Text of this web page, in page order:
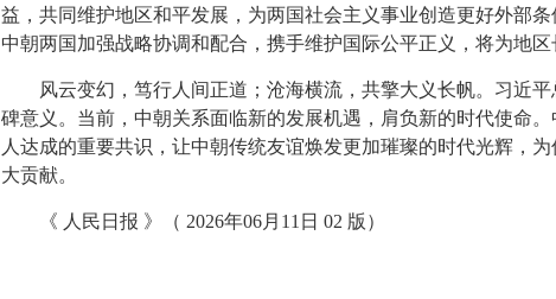
益，共同维护地区和平发展，为两国社会主义事业创造更好外部
中朝两国加强战略协调和配合，携手维护国际公平正义，将为地区
风云变幻，笃行人间正道；沧海横流，共擎大义长帆。习近平
碑意义。当前，中朝关系面临新的发展机遇，肩负新的时代使命
人达成的重要共识，让中朝传统友谊焕发更加璀璨的时代光辉，
大贡献。
《 人民日报 》（ 2026年06月11日 02 版）